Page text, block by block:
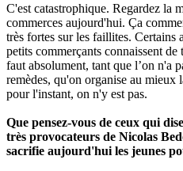
C'est catastrophique. Regardez la
commerces aujourd'hui. Ça
très fortes sur les faillites. Certains
petits commerçants connaissent
faut absolument, tant que l’on n'a
remèdes, qu'on organise au mieux
pour l'instant, on n'y est pas.
Que pensez-vous de ceux qui
très provocateurs de Nicolas
sacrifie aujourd'hui les jeunes